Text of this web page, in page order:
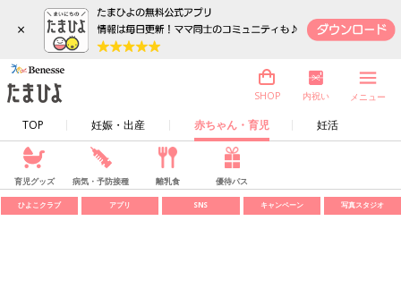
×
TOP 妊娠・出産 赤ちゃん・育児 妊活
SHOP 内祝い メニュー
育児グッズ 病気・予防接種 離乳食 優待パス
ひよこクラブ アプリ SNS キャンペーン 写真スタジオ